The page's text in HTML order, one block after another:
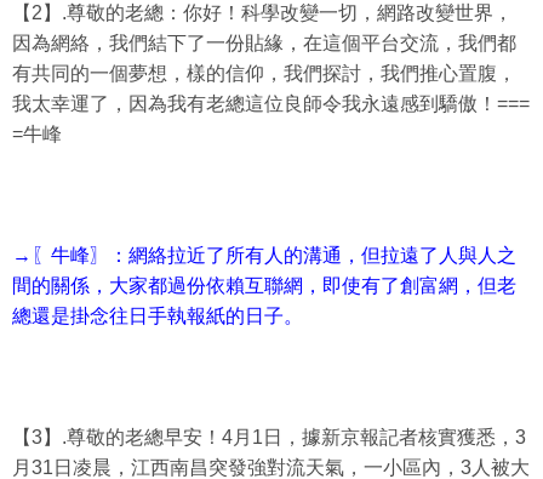
【2】.尊敬的老總：你好！科學改變一切，網路改變世界，
因為網絡，我們結下了一份貼緣，在這個平台交流，我們都
有共同的一個夢想，樣的信仰，我們探討，我們推心置腹，
我太幸運了，因為我有老總這位良師令我永遠感到驕傲！===
=牛峰
→〖牛峰〗：網絡拉近了所有人的溝通，但拉遠了人與人之
間的關係，大家都過份依賴互聯網，即使有了創富網，但老
總還是掛念往日手執報紙的日子。
【3】.尊敬的老總早安！4月1日，據新京報記者核實獲悉，3
月31日凌晨，江西南昌突發強對流天氣，一小區內，3人被大